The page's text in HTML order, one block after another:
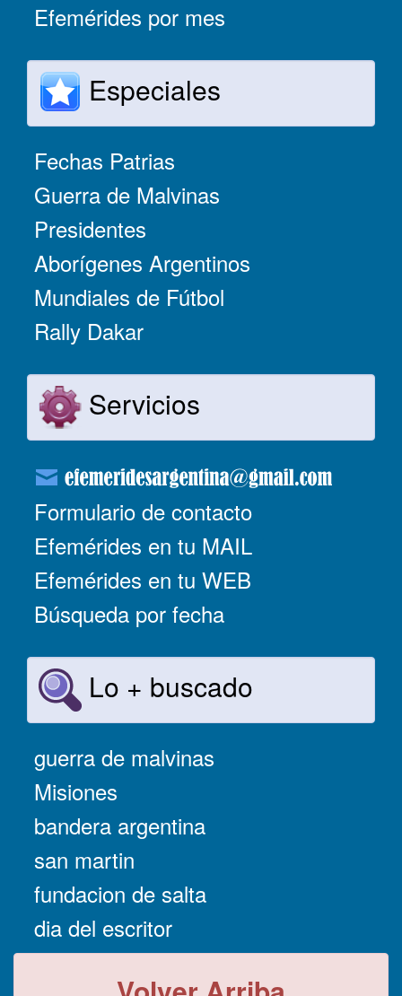
Efemérides por mes
Especiales
Fechas Patrias
Guerra de Malvinas
Presidentes
Aborígenes Argentinos
Mundiales de Fútbol
Rally Dakar
Servicios
Formulario de contacto
Efemérides en tu MAIL
Efemérides en tu WEB
Búsqueda por fecha
Lo + buscado
guerra de malvinas
Misiones
bandera argentina
san martin
fundacion de salta
dia del escritor